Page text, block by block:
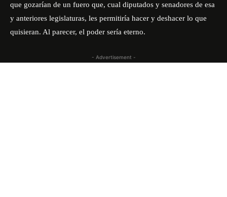
que gozarían de un fuero que, cual diputados y senadores de esa
y anteriores legislaturas, les permitiría hacer y deshacer lo que
quisieran. Al parecer, el poder sería eterno.
- Advertisement -